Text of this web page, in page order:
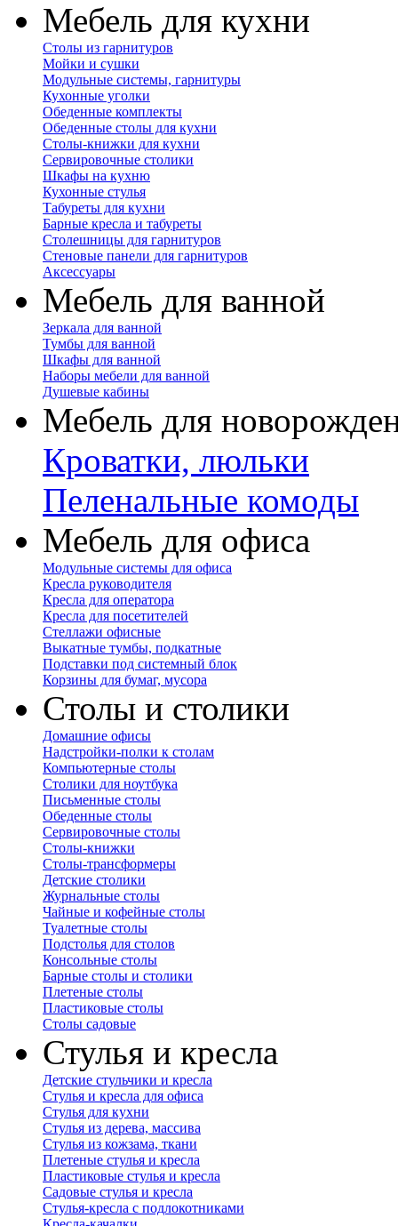
Мебель для кухни
Столы из гарнитуров
Мойки и сушки
Модульные системы, гарнитуры
Кухонные уголки
Обеденные комплекты
Обеденные столы для кухни
Столы-книжки для кухни
Сервировочные столики
Шкафы на кухню
Кухонные стулья
Табуреты для кухни
Барные кресла и табуреты
Столешницы для гарнитуров
Стеновые панели для гарнитуров
Аксессуары
Мебель для ванной
Зеркала для ванной
Тумбы для ванной
Шкафы для ванной
Наборы мебели для ванной
Душевые кабины
Мебель для
Кроватки, люльки
Пеленальные комоды
Мебель для офиса
Модульные системы для офиса
Кресла руководителя
Кресла для оператора
Кресла для посетителей
Стеллажи офисные
Выкатные тумбы, подкатные
Подставки под системный блок
Корзины для бумаг, мусора
Столы и столики
Домашние офисы
Надстройки-полки к столам
Компьютерные столы
Столики для ноутбука
Письменные столы
Обеденные столы
Сервировочные столы
Столы-книжки
Столы-трансформеры
Детские столики
Журнальные столы
Чайные и кофейные столы
Туалетные столы
Подстолья для столов
Консольные столы
Барные столы и столики
Плетеные столы
Пластиковые столы
Столы садовые
Стулья и кресла
Детские стульчики и кресла
Стулья и кресла для офиса
Стулья для кухни
Стулья из дерева, массива
Стулья из кожзама, ткани
Плетеные стулья и кресла
Пластиковые стулья и кресла
Садовые стулья и кресла
Стулья-кресла с подлокотниками